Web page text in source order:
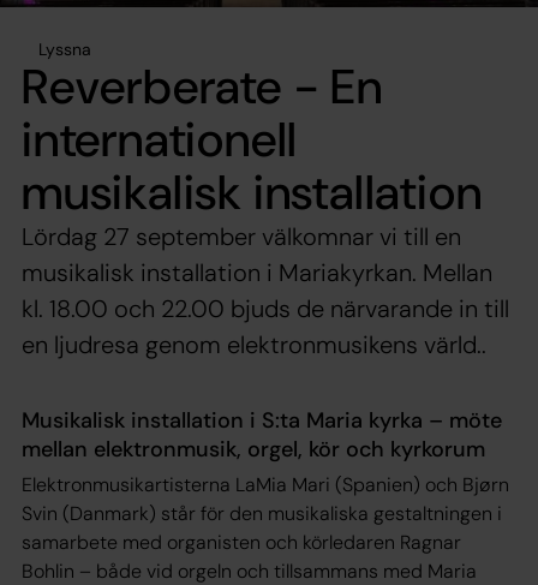
Lyssna
Reverberate - En
internationell
musikalisk installation
Lördag 27 september välkomnar vi till en
musikalisk installation i Mariakyrkan. Mellan
kl. 18.00 och 22.00 bjuds de närvarande in till
en ljudresa genom elektronmusikens värld..
Musikalisk installation i S:ta Maria kyrka – möte
mellan elektronmusik, orgel, kör och kyrkorum
Elektronmusikartisterna LaMia Mari (Spanien) och Bjørn
Svin (Danmark) står för den musikaliska gestaltningen i
samarbete med organisten och körledaren Ragnar
Bohlin – både vid orgeln och tillsammans med Maria